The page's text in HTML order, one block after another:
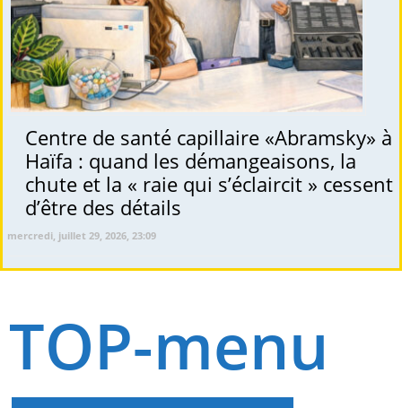
Centre de santé capillaire «Abramsky» à
Haïfa : quand les démangeaisons, la
chute et la « raie qui s’éclaircit » cessent
d’être des détails
mercredi, juillet 29, 2026, 23:09
TOP-menu